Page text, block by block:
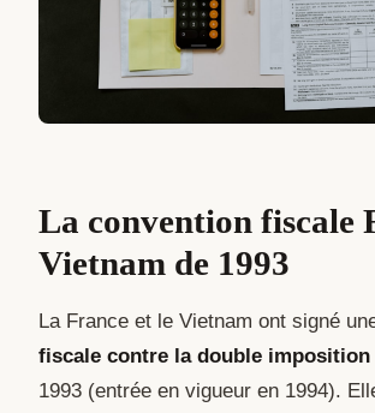
La convention fiscale
Vietnam de 1993
La France et le Vietnam ont signé
fiscale contre la double imposition
1993 (entrée en vigueur en 1994).